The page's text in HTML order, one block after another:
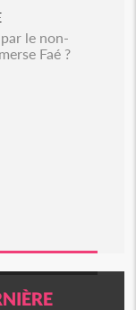
le non-
Faé ?